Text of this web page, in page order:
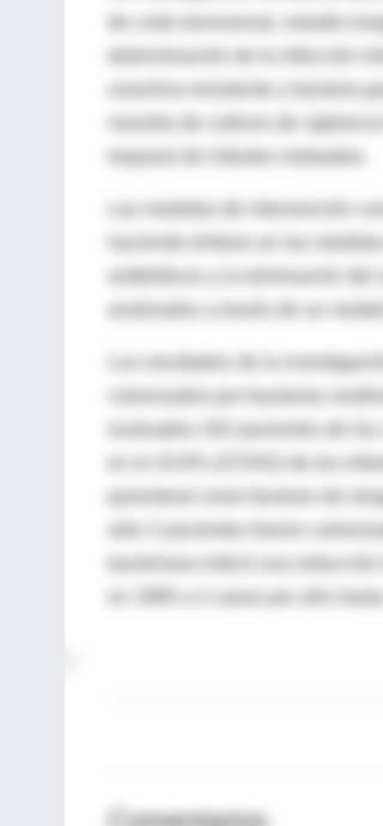
de corte transversal, estudio
oxacilina-resistente y bacteria
muestra de cultivos de
traqueal de infantes intubados.
Las medidas de intervención
haciendo énfasis en las
antibióticos y la eliminación
analizados a través de un
Los resultados de la
en el 10.8% (37/342) de los
parenteral como factores de